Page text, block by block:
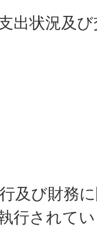
出状況及
及び財務
行されて